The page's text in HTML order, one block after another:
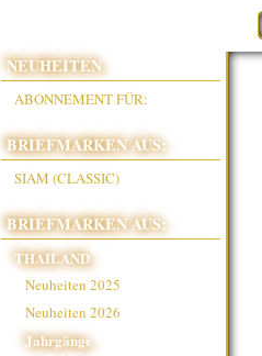
NEUHEITEN
ABONNEMENT FÜR:
BRIEFMARKEN AUS:
SIAM (CLASSIC)
BRIEFMARKEN AUS:
THAILAND
Neuheiten 2025
Neuheiten 2026
Jahrgänge